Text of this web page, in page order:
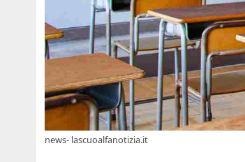
news- lascuoalfanotizia.it